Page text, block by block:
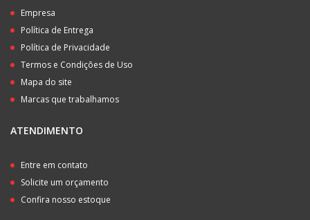
Empresa
Política de Entrega
Política de Privacidade
Termos e Condições de Uso
Mapa do site
Marcas que trabalhamos
ATENDIMENTO
Entre em contato
Solicite um orçamento
Confira nosso estoque